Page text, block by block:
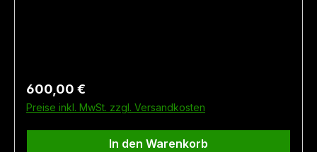
Regulärer Preis:
600,00 €
Preise inkl. MwSt. zzgl. Versandkosten
In den Warenkorb